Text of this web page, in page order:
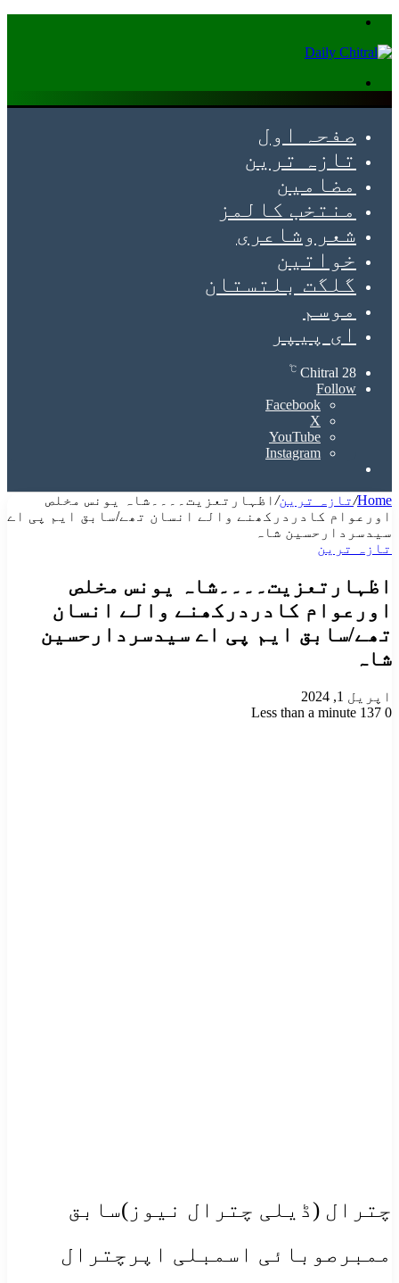
صفحہ اول
تازہ ترین
مضامین
منتخب کالمز
شعروشاعری
خواتین
گلگت بلتستان
موسم
ای پیپر
Chitral 28
℃
Follow
Facebook
X
YouTube
Instagram
Home
/تازہ ترین/ اظہارتعزیت۔۔۔۔شاہ یونس مخلص
اورعوام کادردرکھنے والے انسان تھے/سابق ایم پی اے
سیدسردارحسین شاہ
تازہ ترین
اظہارتعزیت۔۔۔۔شاہ یونس مخلص
اورعوام کادردرکھنے والے انسان
تھے/سابق ایم پی اے سیدسردارحسین
شاہ
اپریل 1, 2024
0
Less than a minute
چترال (ڈیلی چترال نیوز)سابق
ممبرصوبائی اسمبلی اپرچترال